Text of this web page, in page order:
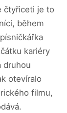
čtyřiceti je to
během
kariéry
druhou
otevíralo
filmu,